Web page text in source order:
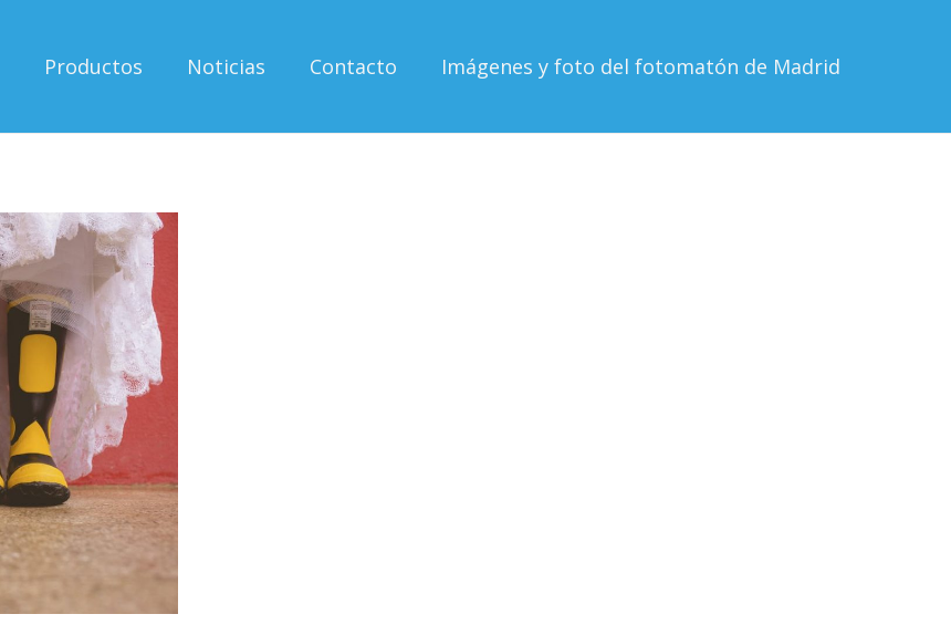
Productos Noticias Contacto Imágenes y foto del fotomatón de Madrid